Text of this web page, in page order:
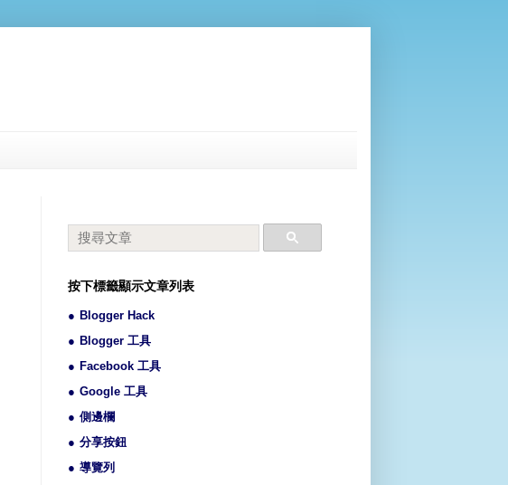
按下標籤顯示文章列表
Blogger Hack
Blogger 工具
Facebook 工具
Google 工具
側邊欄
分享按鈕
導覽列